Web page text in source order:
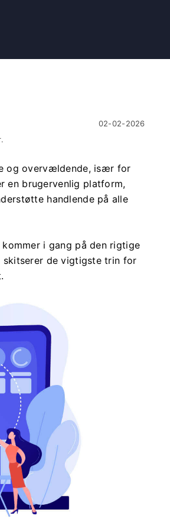
02-02-2026
og overvældende, især for
en brugervenlig platform,
handlende på alle
i gang på den rigtige
skitserer de vigtigste trin for